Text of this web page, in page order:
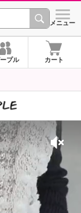
シメニュー
プル カート